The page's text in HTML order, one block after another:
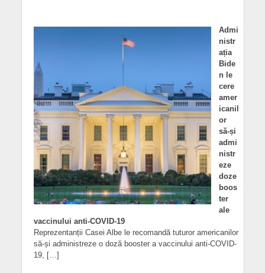
Admi
nistr
ația
Bide
n le
cere
amer
icanil
or
să-și
admi
nistr
eze
doze
boos
ter
ale
vaccinului anti-COVID-19
Reprezentanții Casei Albe le recomandă tuturor americanilor
să-și administreze o doză booster a vaccinului anti-COVID-
19, […]